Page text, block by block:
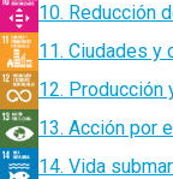
10. Reducción
11. Ciudades y
12. Producción
13. Acción por
14. Vida